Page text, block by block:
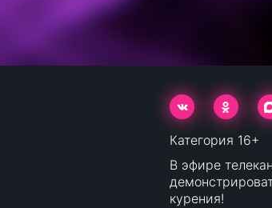
Категория 16+
В эфире
курения!